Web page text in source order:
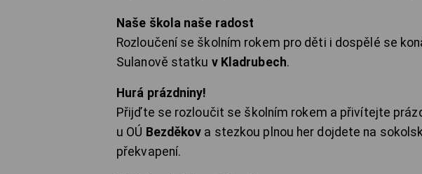
Naše škola naše radost
Rozloučení se školním rokem pro děti i dospělé se
Sulanově statku v Kladrubech.
Hurá prázdniny!
Přijďte se rozloučit se školním rokem a přivítejte
u OÚ Bezděkov a stezkou plnou her dojdete na
překvapení.